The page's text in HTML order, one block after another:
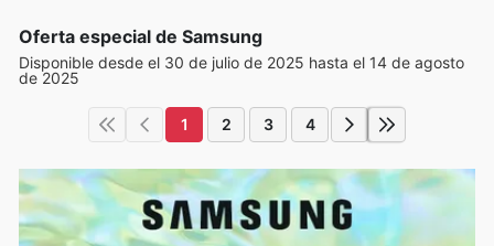
Oferta especial de Samsung
Disponible desde el 30 de julio de 2025 hasta el 14 de agosto
de 2025
1 2 3 4